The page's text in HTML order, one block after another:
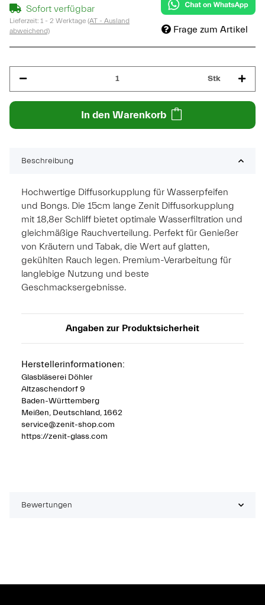
Sofort verfügbar
Lieferzeit: 1 - 2 Werktage (AT - Ausland
abweichend)
Frage zum Artikel
Stk
In den Warenkorb
Beschreibung
Hochwertige Diffusorkupplung für Wasserpfeifen
und Bongs. Die 15cm lange Zenit Diffusorkupplung
mit 18,8er Schliff bietet optimale Wasserfiltration und
gleichmäßige Rauchverteilung. Perfekt für Genießer
von Kräutern und Tabak, die Wert auf glatten,
gekühlten Rauch legen. Premium-Verarbeitung für
langlebige Nutzung und beste
Geschmacksergebnisse.
Angaben zur Produktsicherheit
Herstellerinformationen:
Glasbläserei Döhler
Altzaschendorf 9
Baden-Württemberg
Meißen, Deutschland, 1662
service@zenit-shop.com
https://zenit-glass.com
Bewertungen